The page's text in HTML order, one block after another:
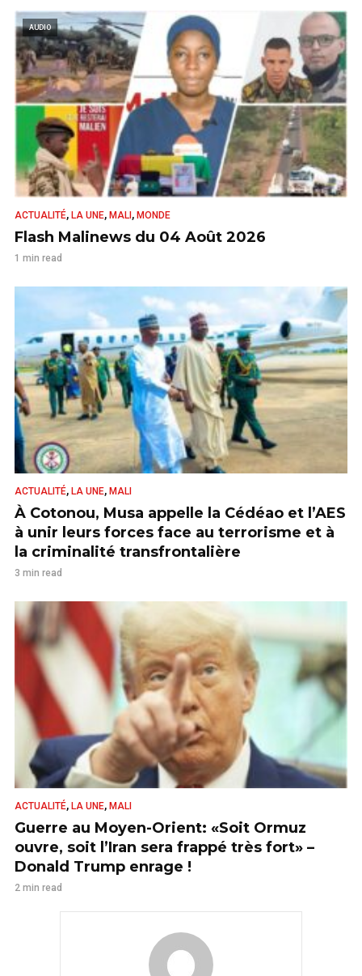
AUDIO
ACTUALITÉ, LA UNE, MALI , MONDE
Flash Malinews du 04 Août 2026
1 min read
ACTUALITÉ, LA UNE, MALI
À Cotonou, Musa appelle la Cédéao et l’AES
à unir leurs forces face au terrorisme et à
la criminalité transfrontalière
3 min read
ACTUALITÉ, LA UNE, MALI
Guerre au Moyen-Orient: «Soit Ormuz
ouvre, soit l’Iran sera frappé très fort» –
Donald Trump enrage !
2 min read